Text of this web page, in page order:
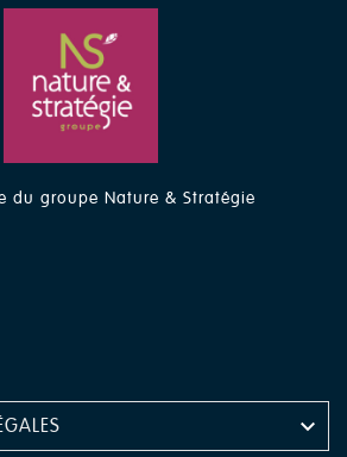
du groupe Nature & Stratégie
